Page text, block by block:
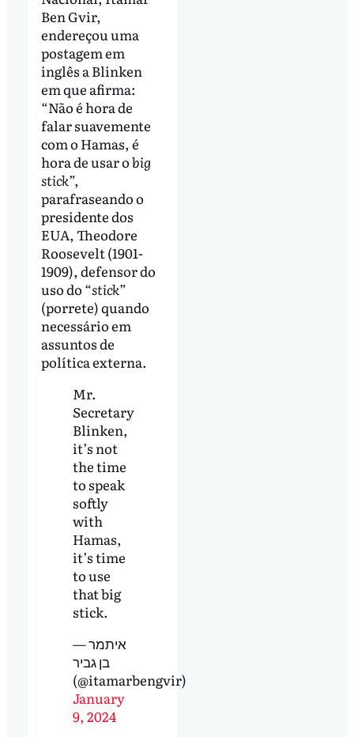
Ben Gvir,
endereçou uma
postagem em
inglês a Blinken
em que afirma:
“Não é hora de
falar suavemente
com o Hamas, é
hora de usar obig
stick”,
parafraseando o
presidente dos
EUA, Theodore
Roosevelt (1901-
1909), defensor do
uso do “stick”
(porrete) quando
necessário em
assuntos de
política externa.
Mr.
Secretary
Blinken,
it’s not
the time
to speak
softly
with
Hamas,
it’s time
to use
that big
stick.
— איתמר
בן גביר
(@itamarbengvir)
January
9, 2024